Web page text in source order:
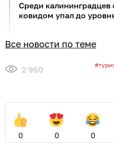
Среди калининградцев
ковидом упал до
Все новости по теме
2 960
0 0 0